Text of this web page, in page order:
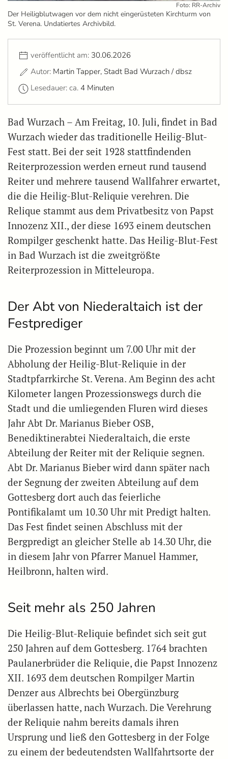
Foto: RR-Archiv
Der Heiligblutwagen vor dem nicht eingerüsteten Kirchturm von
St. Verena. Undatiertes Archivbild.
veröffentlicht am: 30.06.2026
Autor: Martin Tapper, Stadt Bad Wurzach / dbsz
Lesedauer: ca. 4 Minuten
Bad Wurzach – Am Freitag, 10. Juli, findet in Bad
Wurzach wieder das traditionelle Heilig-Blut-
Fest statt. Bei der seit 1928 stattfindenden
Reiterprozession werden erneut rund tausend
Reiter und mehrere tausend Wallfahrer erwartet,
die die Heilig-Blut-Reliquie verehren. Die
Relique stammt aus dem Privatbesitz von Papst
Innozenz XII., der diese 1693 einem deutschen
Rompilger geschenkt hatte. Das Heilig-Blut-Fest
in Bad Wurzach ist die zweitgrößte
Reiterprozession in Mitteleuropa.
Der Abt von Niederaltaich ist der
Festprediger
Die Prozession beginnt um 7.00 Uhr mit der
Abholung der Heilig-Blut-Reliquie in der
Stadtpfarrkirche St. Verena. Am Beginn des acht
Kilometer langen Prozessionswegs durch die
Stadt und die umliegenden Fluren wird dieses
Jahr Abt Dr. Marianus Bieber OSB,
Benediktinerabtei Niederaltaich, die erste
Abteilung der Reiter mit der Reliquie segnen.
Abt Dr. Marianus Bieber wird dann später nach
der Segnung der zweiten Abteilung auf dem
Gottesberg dort auch das feierliche
Pontifikalamt um 10.30 Uhr mit Predigt halten.
Das Fest findet seinen Abschluss mit der
Bergpredigt an gleicher Stelle ab 14.30 Uhr, die
in diesem Jahr von Pfarrer Manuel Hammer,
Heilbronn, halten wird.
Seit mehr als 250 Jahren
Die Heilig-Blut-Reliquie befindet sich seit gut
250 Jahren auf dem Gottesberg. 1764 brachten
Paulanerbrüder die Reliquie, die Papst Innozenz
XII. 1693 dem deutschen Rompilger Martin
Denzer aus Albrechts bei Obergünzburg
überlassen hatte, nach Wurzach. Die Verehrung
der Reliquie nahm bereits damals ihren
Ursprung und ließ den Gottesberg in der Folge
zu einem der bedeutendsten Wallfahrtsorte der